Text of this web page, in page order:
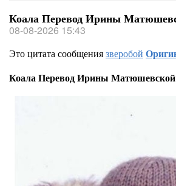
Коала Перевод Ирины
08-08-2026 15:43
Это цитата сообщениязверобой
Коала Перевод Ирины Матюшевской